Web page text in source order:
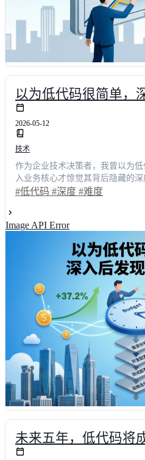
以为低代码很简单，
2026-05-12
技术
作为企业技术决策者，我曾以为
入业务核心才惊觉其背后隐藏的
真实体验为切入点，剖析从原型
术选型提供可量化的评估维度，帮
的陷阱，真正实现数字化转型的
#低代码 #深度 #难度
Image API Error
未来五年，低代码将